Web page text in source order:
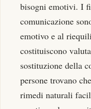
bisogni emotivi. I
comunicazione
emotivo e al
costituiscono
sostituzione della
persone trovano
rimedi naturali